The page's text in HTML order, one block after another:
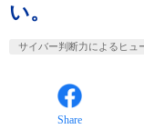
い。
サイバー判断力によるヒュ
Share